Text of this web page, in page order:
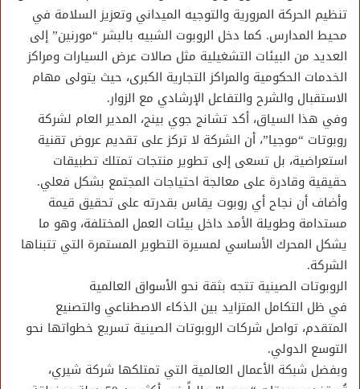
تنظيم الحركة المرورية والتوجيه الميداني وتعزيز السلامة في
محيط المدارس. كما دخل الروبوت الشبيه بالبشر “مورنين” إلى
العديد من البيئات التشغيلية مثل صالات عرض السيارات ومراكز
الخدمات الحكومية والمراكز التجارية الكبرى، حيث يتولى مهام
الاستقبال والشرح والتفاعل الإرشادي مع الزوار.
وفي هذا السياق، أكد تشانج جوي بينج، المدير العام لشركة
روبوتات “موجيا”، أن الشركة لا تركز على تقديم عروض تقنية
استعراضية، بل تسعى إلى تطوير منتجات تمتلك تطبيقات
حقيقية وقادرة على معالجة احتياجات المجتمع بشكل فعلي.
وأضاف أن نجاح أي روبوت يقاس بقدرته على تحقيق قيمة
مستدامة وطويلة الأمد داخل بيئات العمل المختلفة، وهو ما
يشكل المحرك الأساسي لمسيرة التطوير المستمرة التي تتبناها
الشركة.
الروبوتات الصينية تتجه بثقة نحو الأسواق العالمية
في ظل التكامل المتزايد بين الذكاء الاصطناعي والتصنيع
المتقدم، تواصل شركات الروبوتات الصينية تسريع خطواتها نحو
التوسع الدولي.
وبفضل شبكة الأعمال العالمية التي تمتلكها شركة شيري،